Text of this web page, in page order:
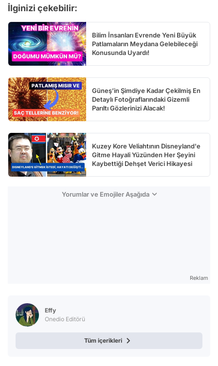
İlginizi çekebilir:
Bilim İnsanları Evrende Yeni Büyük
Patlamaların Meydana Gelebileceği
Konusunda Uyardı!
Güneş’in Şimdiye Kadar Çekilmiş En
Detaylı Fotoğraflarındaki Gizemli
Parıltı Gözlerinizi Alacak!
Kuzey Kore Veliahtının Disneyland'e
Gitme Hayali Yüzünden Her Şeyini
Kaybettiği Dehşet Verici Hikayesi
Yorumlar ve Emojiler Aşağıda
Reklam
Effy
Onedio Editörü
Tüm içerikleri